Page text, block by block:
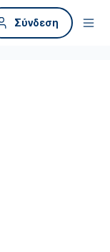
Σύνδεση